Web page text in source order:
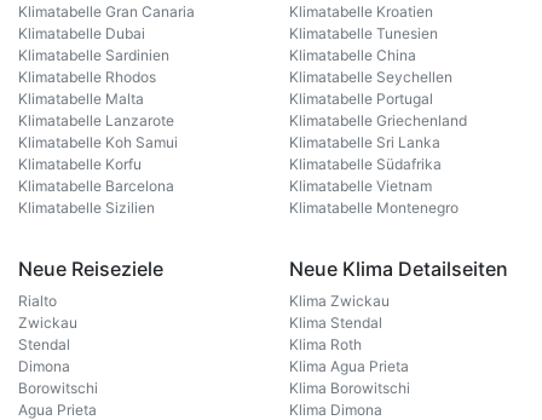
Klimatabelle Gran Canaria
Klimatabelle Dubai
Klimatabelle Sardinien
Klimatabelle Rhodos
Klimatabelle Malta
Klimatabelle Lanzarote
Klimatabelle Koh Samui
Klimatabelle Korfu
Klimatabelle Barcelona
Klimatabelle Sizilien
Klimatabelle Kroatien
Klimatabelle Tunesien
Klimatabelle China
Klimatabelle Seychellen
Klimatabelle Portugal
Klimatabelle Griechenland
Klimatabelle Sri Lanka
Klimatabelle Südafrika
Klimatabelle Vietnam
Klimatabelle Montenegro
Neue Reiseziele
Rialto
Zwickau
Stendal
Dimona
Borowitschi
Agua Prieta
Neue Klima Detailseiten
Klima Zwickau
Klima Stendal
Klima Roth
Klima Agua Prieta
Klima Borowitschi
Klima Dimona